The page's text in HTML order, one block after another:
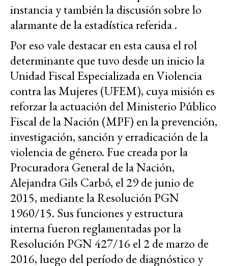
instancia y también la discusión sobre lo
alarmante de la estadística referida .
Por eso vale destacar en esta causa el rol
determinante que tuvo desde un inicio la
Unidad Fiscal Especializada en Violencia
contra las Mujeres (UFEM), cuya misión es
reforzar la actuación del Ministerio Público
Fiscal de la Nación (MPF) en la prevención,
investigación, sanción y erradicación de la
violencia de género. Fue creada por la
Procuradora General de la Nación,
Alejandra Gils Carbó, el 29 de junio de
2015, mediante la Resolución PGN
1960/15. Sus funciones y estructura
interna fueron reglamentadas por la
Resolución PGN 427/16 el 2 de marzo de
2016, luego del período de diagnóstico y